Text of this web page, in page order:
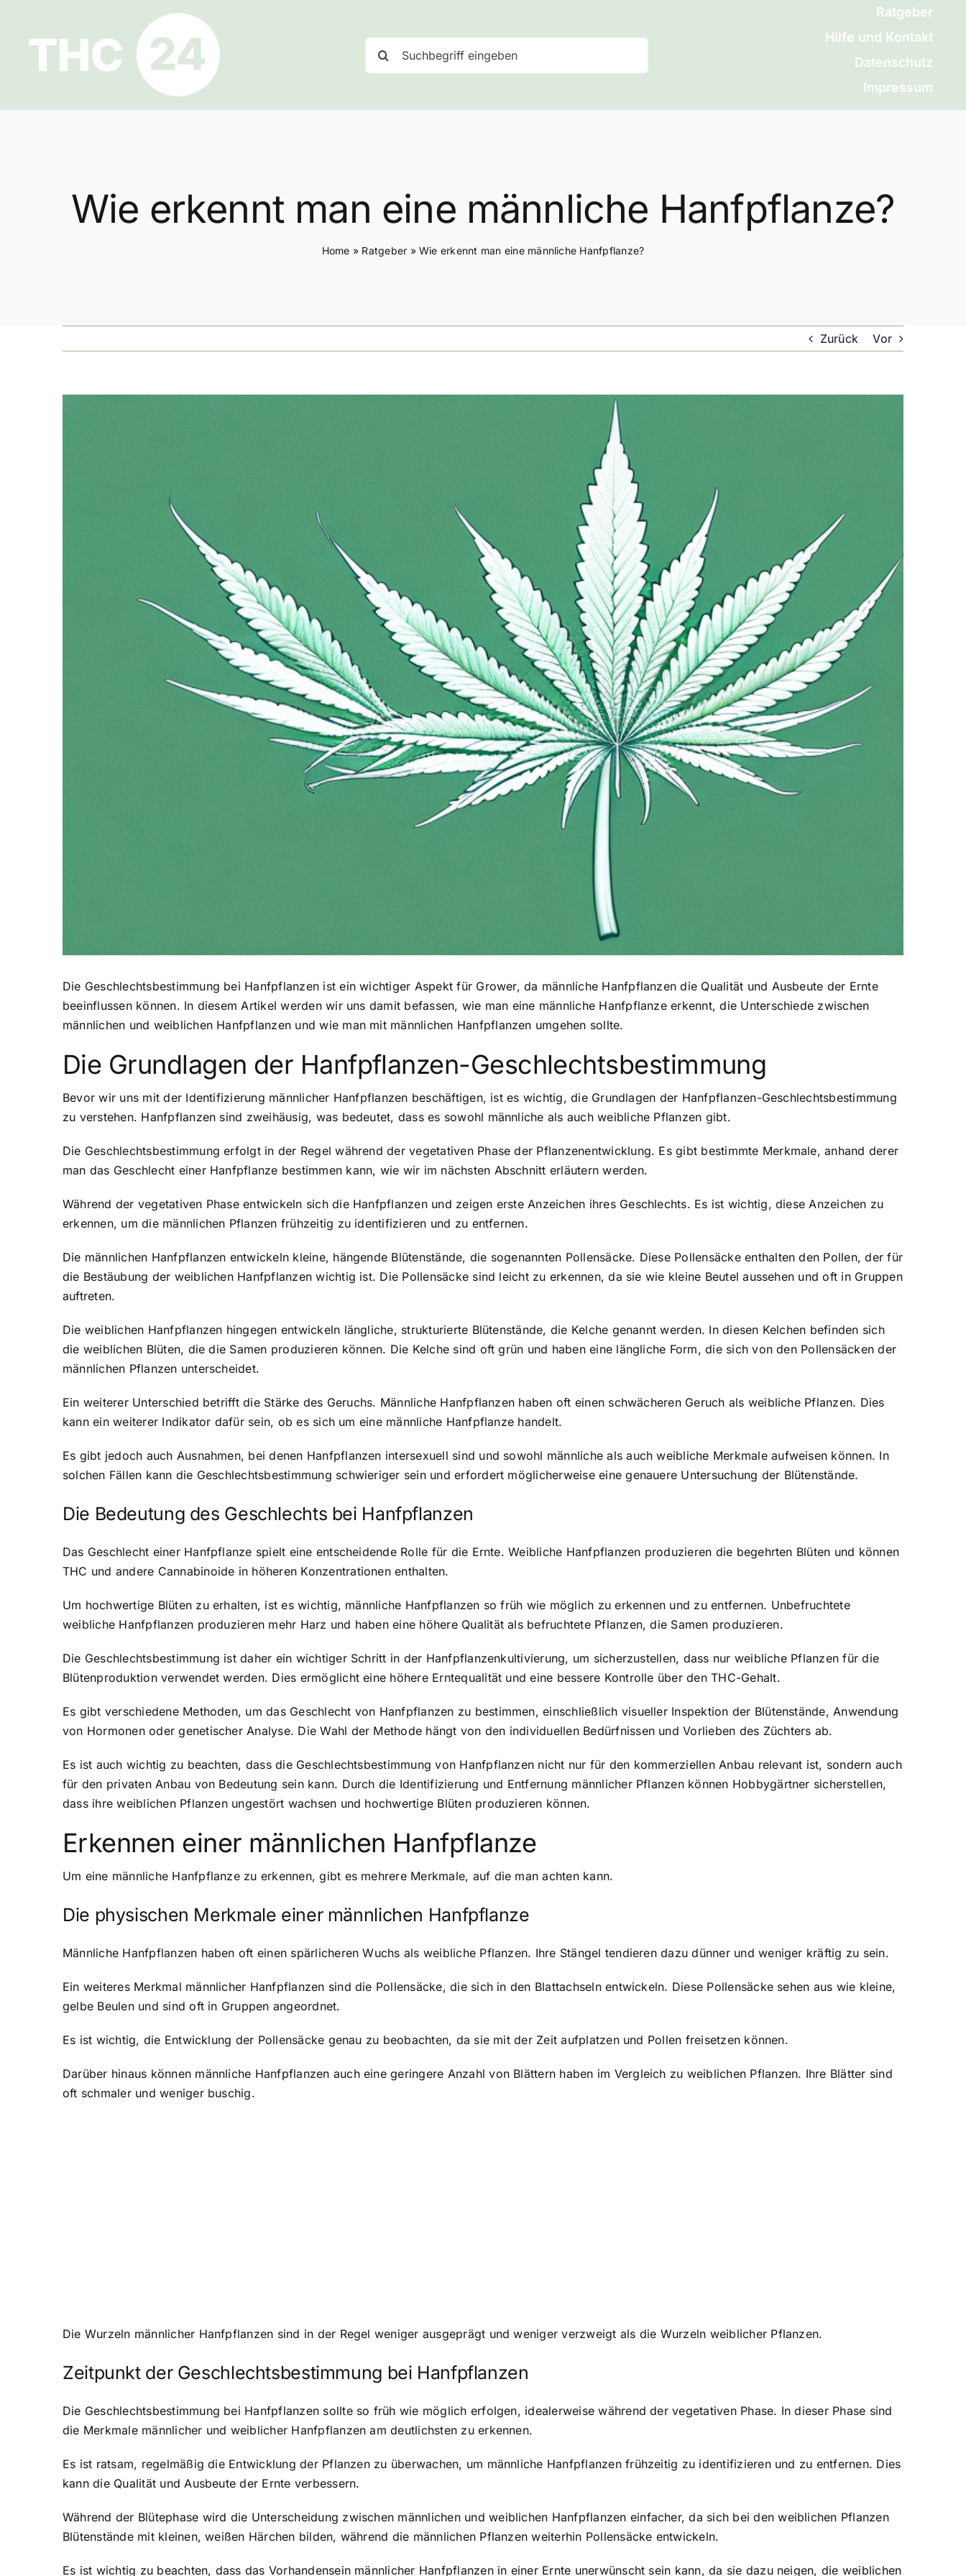
springen
nach:
Ratgeber
Hilfe und Kontakt
Datenschutz
Impressum
Wie erkennt man eine männliche Hanfpflanze?
Home » Ratgeber »Wie erkennt man eine männliche Hanfpflanze?
Zurück Vor
Die Geschlechtsbestimmung bei Hanfpflanzen ist ein wichtiger Aspekt für Grower, da männliche Hanfpflanzen die Qualität und Ausbeute der Ernte
beeinflussen können. In diesem Artikel werden wir uns damit befassen, wie man eine männliche Hanfpflanze erkennt, die Unterschiede zwischen
männlichen und weiblichen Hanfpflanzen und wie man mit männlichen Hanfpflanzen umgehen sollte.
Die Grundlagen der Hanfpflanzen-Geschlechtsbestimmung
Bevor wir uns mit der Identifizierung männlicher Hanfpflanzen beschäftigen, ist es wichtig, die Grundlagen der Hanfpflanzen-Geschlechtsbestimmung
zu verstehen. Hanfpflanzen sind zweihäusig, was bedeutet, dass es sowohl männliche als auch weibliche Pflanzen gibt.
Die Geschlechtsbestimmung erfolgt in der Regel während der vegetativen Phase der Pflanzenentwicklung. Es gibt bestimmte Merkmale, anhand derer
man das Geschlecht einer Hanfpflanze bestimmen kann, wie wir im nächsten Abschnitt erläutern werden.
Während der vegetativen Phase entwickeln sich die Hanfpflanzen und zeigen erste Anzeichen ihres Geschlechts. Es ist wichtig, diese Anzeichen zu
erkennen, um die männlichen Pflanzen frühzeitig zu identifizieren und zu entfernen.
Die männlichen Hanfpflanzen entwickeln kleine, hängende Blütenstände, die sogenannten Pollensäcke. Diese Pollensäcke enthalten den Pollen, der für
die Bestäubung der weiblichen Hanfpflanzen wichtig ist. Die Pollensäcke sind leicht zu erkennen, da sie wie kleine Beutel aussehen und oft in Gruppen
auftreten.
Die weiblichen Hanfpflanzen hingegen entwickeln längliche, strukturierte Blütenstände, die Kelche genannt werden. In diesen Kelchen befinden sich
die weiblichen Blüten, die die Samen produzieren können. Die Kelche sind oft grün und haben eine längliche Form, die sich von den Pollensäcken der
männlichen Pflanzen unterscheidet.
Ein weiterer Unterschied betrifft die Stärke des Geruchs. Männliche Hanfpflanzen haben oft einen schwächeren Geruch als weibliche Pflanzen. Dies
kann ein weiterer Indikator dafür sein, ob es sich um eine männliche Hanfpflanze handelt.
Es gibt jedoch auch Ausnahmen, bei denen Hanfpflanzen intersexuell sind und sowohl männliche als auch weibliche Merkmale aufweisen können. In
solchen Fällen kann die Geschlechtsbestimmung schwieriger sein und erfordert möglicherweise eine genauere Untersuchung der Blütenstände.
Die Bedeutung des Geschlechts bei Hanfpflanzen
Das Geschlecht einer Hanfpflanze spielt eine entscheidende Rolle für die Ernte. Weibliche Hanfpflanzen produzieren die begehrten Blüten und können
THC und andere Cannabinoide in höheren Konzentrationen enthalten.
Um hochwertige Blüten zu erhalten, ist es wichtig, männliche Hanfpflanzen so früh wie möglich zu erkennen und zu entfernen. Unbefruchtete
weibliche Hanfpflanzen produzieren mehr Harz und haben eine höhere Qualität als befruchtete Pflanzen, die Samen produzieren.
Die Geschlechtsbestimmung ist daher ein wichtiger Schritt in der Hanfpflanzenkultivierung, um sicherzustellen, dass nur weibliche Pflanzen für die
Blütenproduktion verwendet werden. Dies ermöglicht eine höhere Erntequalität und eine bessere Kontrolle über den THC-Gehalt.
Es gibt verschiedene Methoden, um das Geschlecht von Hanfpflanzen zu bestimmen, einschließlich visueller Inspektion der Blütenstände, Anwendung
von Hormonen oder genetischer Analyse. Die Wahl der Methode hängt von den individuellen Bedürfnissen und Vorlieben des Züchters ab.
Es ist auch wichtig zu beachten, dass die Geschlechtsbestimmung von Hanfpflanzen nicht nur für den kommerziellen Anbau relevant ist, sondern auch
für den privaten Anbau von Bedeutung sein kann. Durch die Identifizierung und Entfernung männlicher Pflanzen können Hobbygärtner sicherstellen,
dass ihre weiblichen Pflanzen ungestört wachsen und hochwertige Blüten produzieren können.
Erkennen einer männlichen Hanfpflanze
Um eine männliche Hanfpflanze zu erkennen, gibt es mehrere Merkmale, auf die man achten kann.
Die physischen Merkmale einer männlichen Hanfpflanze
Männliche Hanfpflanzen haben oft einen spärlicheren Wuchs als weibliche Pflanzen. Ihre Stängel tendieren dazu dünner und weniger kräftig zu sein.
Ein weiteres Merkmal männlicher Hanfpflanzen sind die Pollensäcke, die sich in den Blattachseln entwickeln. Diese Pollensäcke sehen aus wie kleine,
gelbe Beulen und sind oft in Gruppen angeordnet.
Es ist wichtig, die Entwicklung der Pollensäcke genau zu beobachten, da sie mit der Zeit aufplatzen und Pollen freisetzen können.
Darüber hinaus können männliche Hanfpflanzen auch eine geringere Anzahl von Blättern haben im Vergleich zu weiblichen Pflanzen. Ihre Blätter sind
oft schmaler und weniger buschig.
Die Wurzeln männlicher Hanfpflanzen sind in der Regel weniger ausgeprägt und weniger verzweigt als die Wurzeln weiblicher Pflanzen.
Zeitpunkt der Geschlechtsbestimmung bei Hanfpflanzen
Die Geschlechtsbestimmung bei Hanfpflanzen sollte so früh wie möglich erfolgen, idealerweise während der vegetativen Phase. In dieser Phase sind
die Merkmale männlicher und weiblicher Hanfpflanzen am deutlichsten zu erkennen.
Es ist ratsam, regelmäßig die Entwicklung der Pflanzen zu überwachen, um männliche Hanfpflanzen frühzeitig zu identifizieren und zu entfernen. Dies
kann die Qualität und Ausbeute der Ernte verbessern.
Während der Blütephase wird die Unterscheidung zwischen männlichen und weiblichen Hanfpflanzen einfacher, da sich bei den weiblichen Pflanzen
Blütenstände mit kleinen, weißen Härchen bilden, während die männlichen Pflanzen weiterhin Pollensäcke entwickeln.
Es ist wichtig zu beachten, dass das Vorhandensein männlicher Hanfpflanzen in einer Ernte unerwünscht sein kann, da sie dazu neigen, die weiblichen